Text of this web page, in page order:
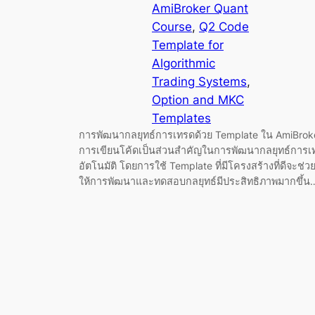
AmiBroker Quant
Course, Q2 Code
Template for
Algorithmic
Trading Systems
Option and MKC
Templates
การพัฒนากลยุทธ์การเทรดด้วย Template ใน
การเขียนโค้ดเป็นส่วนสำคัญในการพัฒนากลยุทธ์การเ
อัตโนมัติ โดยการใช้ Template ที่มีโครงสร้างที่ดีจะช่วย
ให้การพัฒนาและทดสอบกลยุทธ์มีประสิทธิภาพมากขึ้น